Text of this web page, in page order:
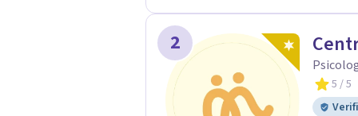
2
5 / 5